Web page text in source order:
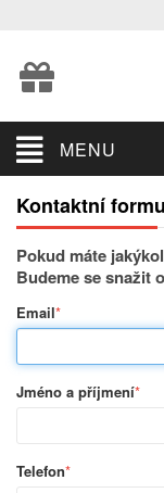
MENU
Kontaktní
Pokud máte
Budeme se snažit
Email*
Jméno a příjmení*
Telefon*